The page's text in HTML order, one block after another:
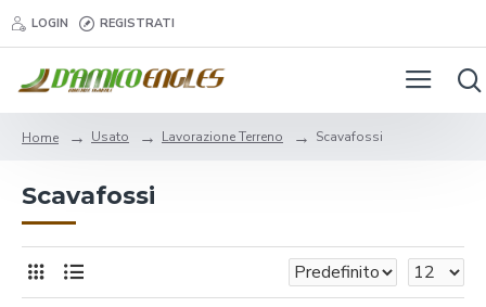
LOGIN REGISTRATI
Home Usato Lavorazione Terreno Scavafossi
Scavafossi